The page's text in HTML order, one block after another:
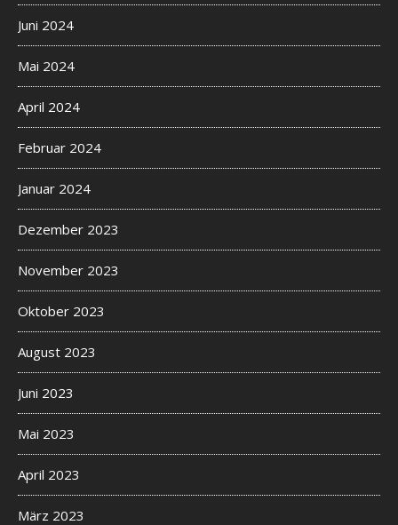
Juni 2024
Mai 2024
April 2024
Februar 2024
Januar 2024
Dezember 2023
November 2023
Oktober 2023
August 2023
Juni 2023
Mai 2023
April 2023
März 2023